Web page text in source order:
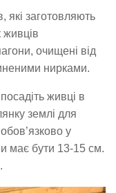
які заготовляють
живців
очищені від
нирками.
живці в
землі для
у
має бути 13-15 см.